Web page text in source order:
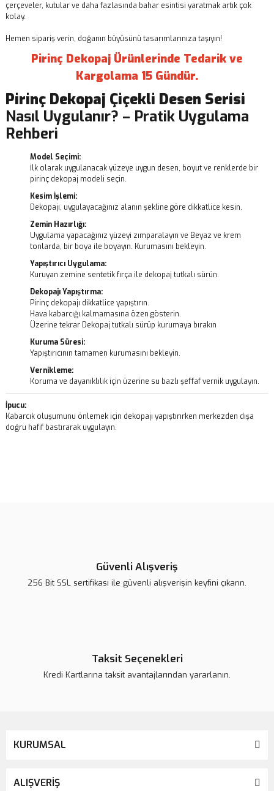
çerçeveler, kutular ve daha fazlasında bahar esintisi yaratmak artık çok
kolay.
Hemen sipariş verin, doğanın büyüsünü tasarımlarınıza taşıyın!
Pirinç Dekopaj Ürünlerinde Tedarik ve
Kargolama 15 Gündür.
Pirinç Dekopaj Çiçekli Desen Serisi
Nasıl Uygulanır? – Pratik Uygulama
Rehberi
Model Seçimi:
İlk olarak uygulanacak yüzeye uygun desen, boyut ve renklerde bir
pirinç dekopaj modeli seçin.
Kesim İşlemi:
Dekopajı, uygulayacağınız alanın şekline göre dikkatlice kesin.
Zemin Hazırlığı:
Uygulama yapacağınız yüzeyi zımparalayın ve Beyaz ve krem
tonlarda, bir boya ile boyayın. Kurumasını bekleyin.
Yapıştırıcı Uygulama:
Kuruyan zemine sentetik fırça ile dekopaj tutkalı sürün.
Dekopajı Yapıştırma:
Pirinç dekopajı dikkatlice yapıştırın.
Hava kabarcığı kalmamasına özen gösterin.
Üzerine tekrar Dekopaj tutkalı sürüp kurumaya bırakın
Kuruma Süresi:
Yapıştırıcının tamamen kurumasını bekleyin.
Vernikleme:
Koruma ve dayanıklılık için üzerine su bazlı şeffaf vernik uygulayın.
İpucu:
Kabarcık oluşumunu önlemek için dekopajı yapıştırırken merkezden dışa
doğru hafif bastırarak uygulayın.
Güvenli Alışveriş
256 Bit SSL sertifikası ile güvenli alışverişin keyfini çıkarın.
Taksit Seçenekleri
Kredi Kartlarına taksit avantajlarından yararlanın.
KURUMSAL
ALIŞVERİŞ